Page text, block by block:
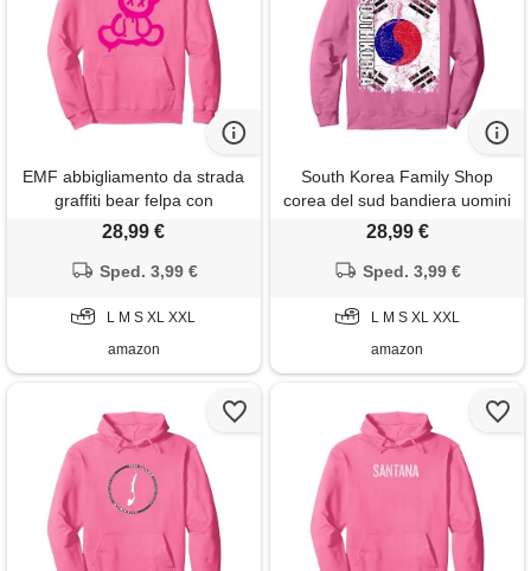
EMF abbigliamento da strada
graffiti bear felpa con
cappuccio, unisex per adulti,
28,99 €
Sped. 3,99 €
L M S XL XXL
amazon
South Korea Family Shop
corea del sud bandiera uomini
donne bambini corea felpa
adulti, rosa acceso, l
28,99 €
Sped. 3,99 €
L M S XL XXL
amazon